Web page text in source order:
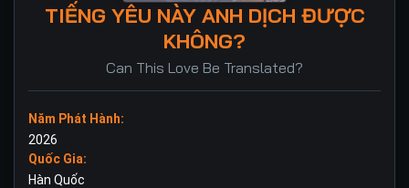
TIẾNG YÊU NÀY ANH DỊCH ĐƯỢC
KHÔNG?
Can This Love Be Translated?
Năm Phát Hành:
2026
Quốc Gia:
Hàn Quốc